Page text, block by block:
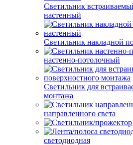
Светильник
настенный
Светильник накладной
настенно-потолочный
Светильник для
монтажа
направленного света
светодиодная